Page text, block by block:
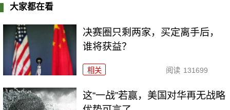
大家都在看
决赛圈只剩两家，买定离手后，
谁将获益？
相关 阅读 131699
这“一战”若赢，美国对华再无战略